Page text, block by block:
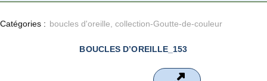
Catégories : boucles d'oreille collection-Goutte-de-couleur
BOUCLES D’OREILLE_153